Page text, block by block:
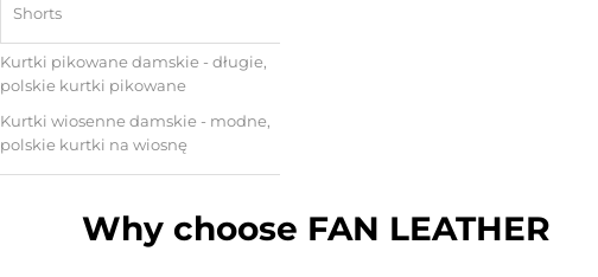
Shorts
Kurtki pikowane damskie - długie,
polskie kurtki pikowane
Kurtki wiosenne damskie - modne,
polskie kurtki na wiosnę
Why choose FAN LEATHER